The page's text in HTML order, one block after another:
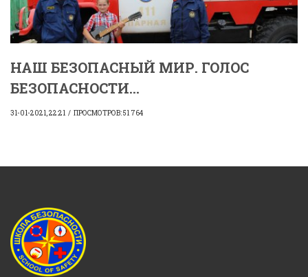
НАШ БЕЗОПАСНЫЙ МИР. ГОЛОС
БЕЗОПАСНОСТИ...
31-01-2021, 22:21 ПРОСМОТРОВ: 51 764